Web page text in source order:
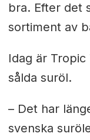
bra. Efter det
sortiment av
Idag är
sålda suröl.
– Det har
svenska